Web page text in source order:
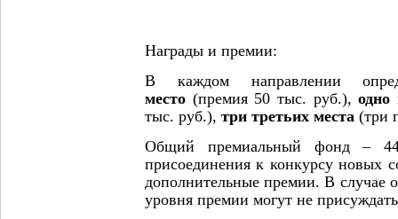
Награды и премии:
В каждом направлении
место (премия 50 тыс. руб.),одно
тыс. руб.), три третьих места (три
Общий премиальный фонд –
присоединения к конкурсу новых
дополнительные премии. В случае
уровня премии могут не